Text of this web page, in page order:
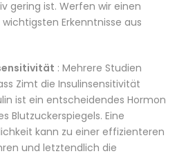
gering ist. Werfen wir einen
Erkenntnisse aus
: Mehrere Studien
Zimt die Insulinsensitivität
ist ein entscheidendes Hormon
Blutzuckerspiegels. Eine
kann zu einer effizienteren
und letztendlich die